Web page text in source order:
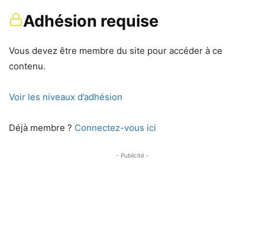
Adhésion requise
Vous devez être membre du site pour accéder à ce
contenu.
Voir les niveaux d’adhésion
Déjà membre ? Connectez-vous ici
- Publicité -